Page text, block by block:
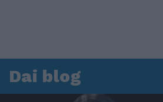
Dai blog